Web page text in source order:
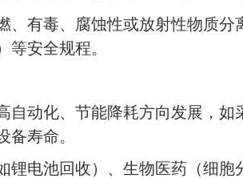
、有毒、腐蚀性或放射性物质
等安全规程。
自动化、节能降耗方向发展，
备寿命。
锂电池回收）、生物医药（细